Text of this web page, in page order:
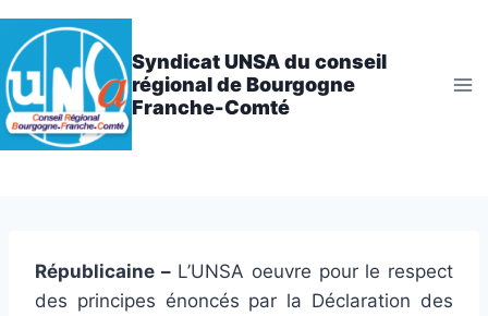
Aller
au
contenu
Syndicat UNSA du conseil
régional de Bourgogne
Franche-Comté
Républicaine –L’UNSA oeuvre pour le respect
des principes énoncés par la Déclaration des